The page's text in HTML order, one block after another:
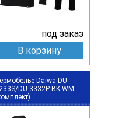
под заказ
В корзину
Daiwa DU-
DU-3332P BK WM